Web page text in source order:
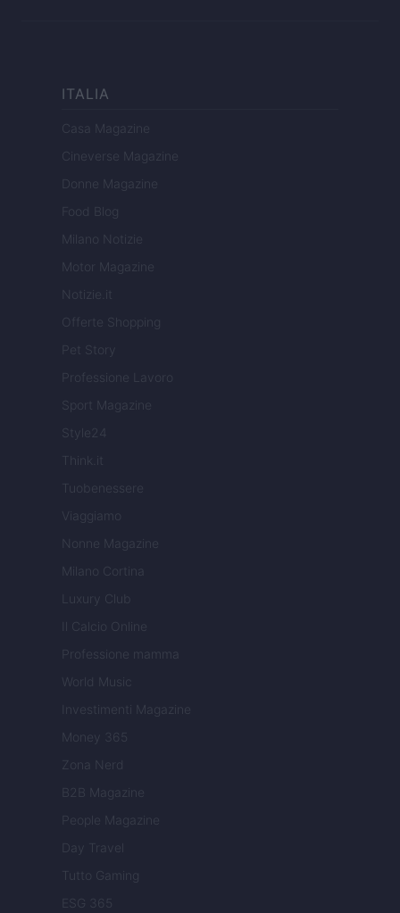
ITALIA
Casa Magazine
Cineverse Magazine
Donne Magazine
Food Blog
Milano Notizie
Motor Magazine
Notizie.it
Offerte Shopping
Pet Story
Professione Lavoro
Sport Magazine
Style24
Think.it
Tuobenessere
Viaggiamo
Nonne Magazine
Milano Cortina
Luxury Club
Il Calcio Online
Professione mamma
World Music
Investimenti Magazine
Money 365
Zona Nerd
B2B Magazine
People Magazine
Day Travel
Tutto Gaming
ESG 365